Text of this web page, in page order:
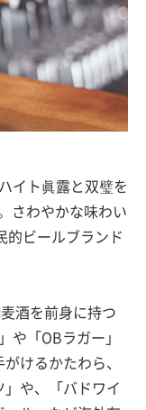
イト眞露と双璧を
さわやかな味わい
的ビールブランド
酒を前身に持つ
や「OBラガー」
けるかたわら、
や、「バドワイ